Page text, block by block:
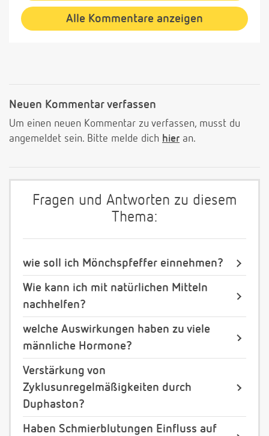
Alle Kommentare anzeigen
Neuen Kommentar verfassen
Um einen neuen Kommentar zu verfassen, musst du
angemeldet sein. Bitte melde dich hier an.
Fragen und Antworten zu diesem
Thema:
wie soll ich Mönchspfeffer einnehmen?
Wie kann ich mit natürlichen Mitteln
nachhelfen?
welche Auswirkungen haben zu viele
männliche Hormone?
Verstärkung von
Zyklusunregelmäßigkeiten durch
Duphaston?
Haben Schmierblutungen Einfluss auf